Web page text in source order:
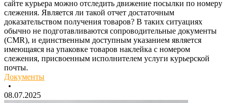
сайте курьера можно отследить движение посылки по номеру
слежения. Является ли такой отчет достаточным
доказательством получения товаров? В таких ситуациях
обычно не подготавливаются сопроводительные документы
(CMR), и единственным доступным указанием является
имеющаяся на упаковке товаров наклейка с номером
слежения, присвоенным исполнителем услуги курьерской
почты.
Документы
•
08.07.2025